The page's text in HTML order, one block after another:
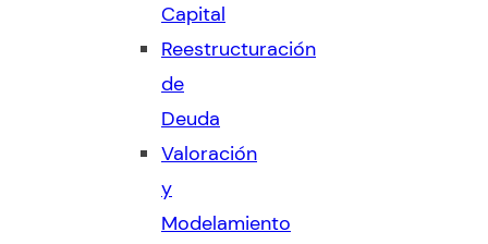
Capital
Reestructuración
de
Deuda
Valoración
y
Modelamiento